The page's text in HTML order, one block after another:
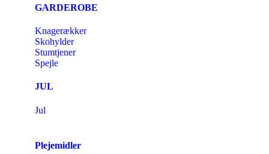
GARDEROBE
Knagerækker
Skohylder
Stumtjener
Spejle
JUL
Jul
Plejemidler